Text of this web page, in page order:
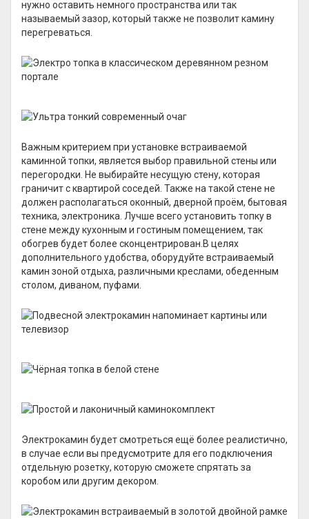
нужно оставить немного пространства или так
называемый зазор, который также не позволит камину
перегреваться.
Важным критерием при установке встраиваемой
каминной топки, является выбор правильной стены или
перегородки. Не выбирайте несущую стену, которая
граничит с квартирой соседей. Также на такой стене не
должен располагаться оконный, дверной проём, бытовая
техника, электроника. Лучше всего установить топку в
стене между кухонным и гостиным помещением, так
обогрев будет более сконцентрирован.В целях
дополнительного удобства, оборудуйте встраиваемый
камин зоной отдыха, различными креслами, обеденным
столом, диваном, пуфами.
Электрокамин будет смотреться ещё более реалистично,
в случае если вы предусмотрите для его подключения
отдельную розетку, которую сможете спрятать за
коробом или другим декором.